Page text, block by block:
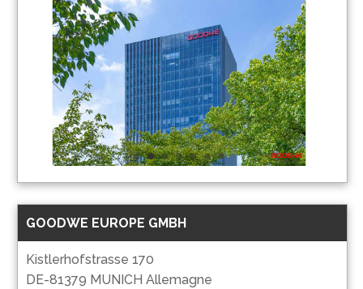
GOODWE EUROPE GMBH
Kistlerhofstrasse 170
DE-81379 MUNICH Allemagne